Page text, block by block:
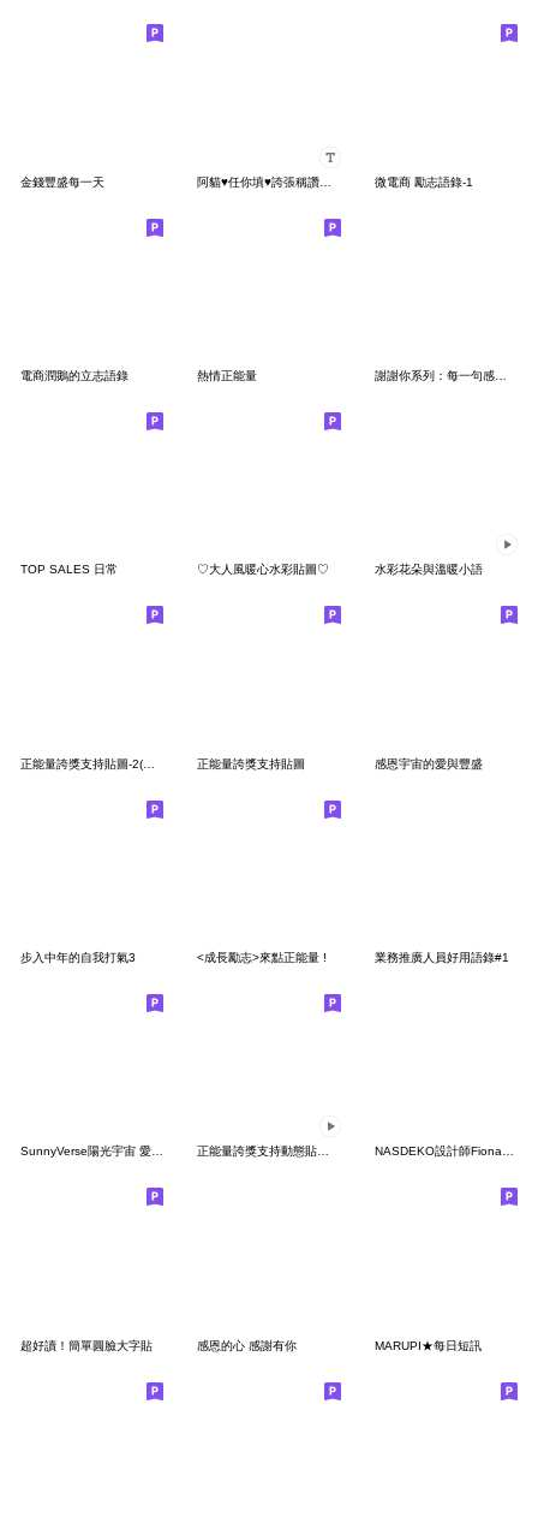
金錢豐盛每一天 微電商 勵志語錄-1
電商潤鵝的立志語錄 熱情正能量 謝謝你系列：每一句感謝都是我的心意
TOP SALES 日常 ♡大人風暖心水彩貼圖♡ 水彩花朵與溫暖小語
正能量誇獎支持貼圖 感恩宇宙的愛與豐盛
步入中年的自我打氣3 <成長勵志>來點正能量 ! 業務推廣人員好用語錄#1
SunnyVerse陽光宇宙 愛與感恩 正能量誇獎支持動態貼圖-動起來啦 NASDEKO設計師Fiona｜一切都好療癒能量貼圖
超好讀！簡單圓臉大字貼 感恩的心 感謝有你 MARUPI★每日短訊